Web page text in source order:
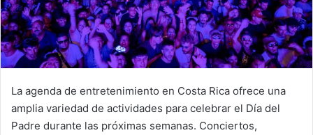
La agenda de entretenimiento en Costa Rica ofrece una
amplia variedad de actividades para celebrar el Día del
Padre durante las próximas semanas. Conciertos,